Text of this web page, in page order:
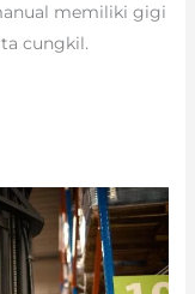
memiliki gigi
cungkil.